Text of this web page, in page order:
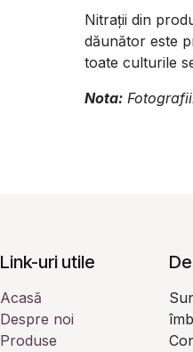
Nitrații din
dăunător este
toate culturile
Nota:
Link-uri utile
Acasă
Despre noi
Produse